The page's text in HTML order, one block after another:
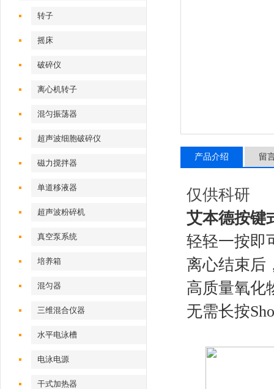
转子
摇床
破碎仪
离心机转子
混匀振荡器
超声波细胞破碎仪
磁力搅拌器
单道移液器
超声波粉碎机
真空泵系统
培养箱
混匀器
三维混合仪器
水平电泳槽
电泳电源
干式加热器
产品介绍 留
仅供科研
艾本德按键
轻轻一按即
离心结束后
高质量氧化
无需长按